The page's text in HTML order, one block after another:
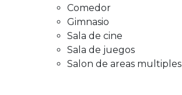
Comedor
Gimnasio
Sala de cine
Sala de juegos
Salon de areas multiples